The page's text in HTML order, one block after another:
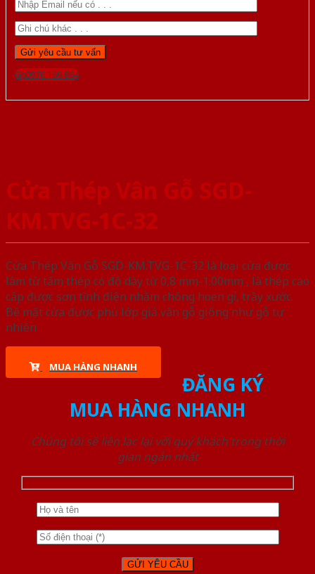
Gọi 0976.169.864
Cửa Thép Vân Gỗ SGD-
KM.TVG-1C-32
Cửa Thép Vân Gỗ SGD-KM.TVG-1C-32 là loại cửa được
làm từ tấm thép có độ dày từ 0,8 mm-1.00mm , là thép cao
cấp được sơn tĩnh điện nhằm chống hoen gỉ, trầy xước.
Bề mặt cửa được phủ lớp giả vân gỗ giống như gỗ tự
nhiên
MUA HÀNG NHANH
ĐĂNG KÝ
MUA HÀNG NHANH
Chúng tôi sẽ liên lạc lại với quý khách trong thời
gian ngắn nhất